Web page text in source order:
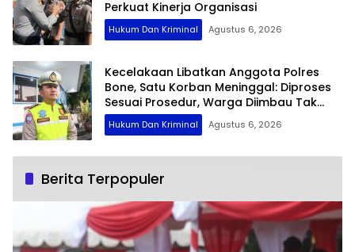
Perkuat Kinerja Organisasi
Hukum Dan Kriminal Agustus 6, 2026
Kecelakaan Libatkan Anggota Polres
Bone, Satu Korban Meninggal: Diproses
Sesuai Prosedur, Warga Diimbau Tak
Berspekulasi
Hukum Dan Kriminal Agustus 6, 2026
Berita Terpopuler